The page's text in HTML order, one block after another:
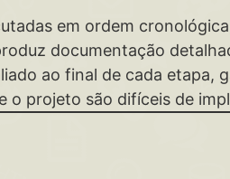
em ordem
documentação
ao final de cada etapa,
o projeto são difíceis de